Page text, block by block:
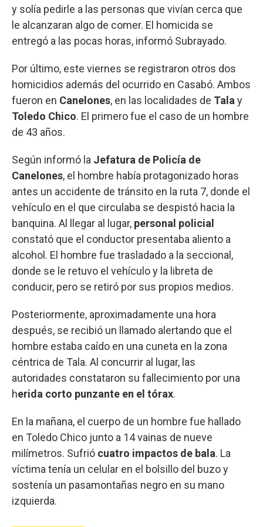
y solía pedirle a las personas que vivían cerca que
le alcanzaran algo de comer. El homicida se
entregó a las pocas horas, informó Subrayado.
Por último, este viernes se registraron otros dos
homicidios además del ocurrido en Casabó. Ambos
fueron en Canelones, en las localidades de Tala y
Toledo Chico. El primero fue el caso de un hombre
de 43 años.
Según informó la Jefatura de Policía de
Canelones, el hombre había protagonizado horas
antes un accidente de tránsito en la ruta 7, donde el
vehículo en el que circulaba se despistó hacia la
banquina. Al llegar al lugar, personal policial
constató que el conductor presentaba aliento a
alcohol. El hombre fue trasladado a la seccional,
donde se le retuvo el vehículo y la libreta de
conducir, pero se retiró por sus propios medios.
Posteriormente, aproximadamente una hora
después, se recibió un llamado alertando que el
hombre estaba caído en una cuneta en la zona
céntrica de Tala. Al concurrir al lugar, las
autoridades constataron su fallecimiento por una
herida corto punzante en el tórax.
En la mañana, el cuerpo de un hombre fue hallado
en Toledo Chico junto a 14 vainas de nueve
milímetros. Sufrió cuatro impactos de bala. La
víctima tenía un celular en el bolsillo del buzo y
sostenía un pasamontañas negro en su mano
izquierda.